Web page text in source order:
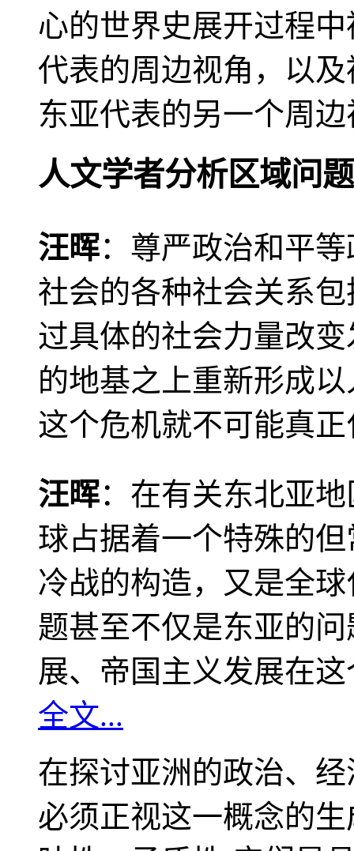
心的世界史展开过程
代表的周边视角，以
东亚代表的另一个周
人文学者分析区域问题
汪晖：尊严政治和平
社会的各种社会关系
过具体的社会力量改
的地基之上重新形成
这个危机就不可能真
汪晖：在有关东北亚
球占据着一个特殊的
冷战的构造，又是全
题甚至不仅是东亚的
展、帝国主义发展在
全文...
在探讨亚洲的政治、
必须正视这一概念的